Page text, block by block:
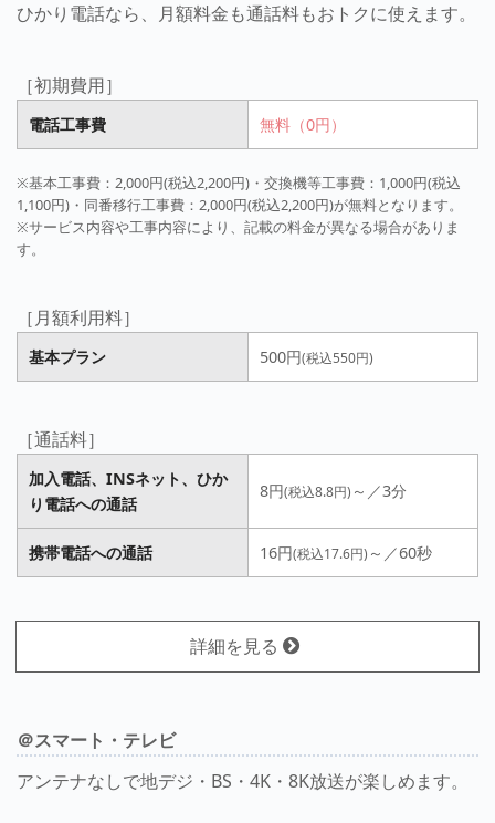
ひかり電話なら、月額料金も通話料もおトクに使えます。
［初期費用］
電話工事費 無料（0円）
※基本工事費：2,000円(税込2,200円)・交換機等工事費：1,000円(税込
1,100円)・同番移行工事費：2,000円(税込2,200円)が無料となります。
※サービス内容や工事内容により、記載の料金が異なる場合がありま
す。
［月額利用料］
基本プラン 500円(税込550円)
［通話料］
加入電話、INSネット、ひか
り電話への通話
8円(税込8.8円) ～／3分
携帯電話への通話 16円(税込17.6円) ～／60秒
詳細を見る
＠スマート・テレビ
アンテナなしで地デジ・BS・4K・8K放送が楽しめます。